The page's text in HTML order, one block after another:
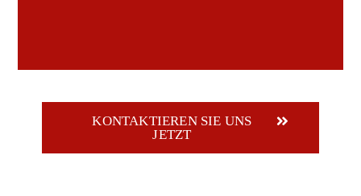
KONTAKTIEREN SIE UNS
JETZT